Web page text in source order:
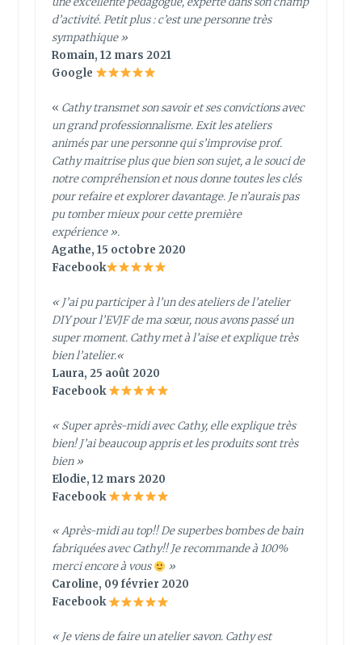
d’activité. Petit plus : c’est une personne très
sympathique»
Romain, 12 mars 2021
Google
« Cathy transmet son savoir et ses convictions avec
un grand professionnalisme. Exit les ateliers
animés par une personne qui s’improvise prof.
Cathy maitrise plus que bien son sujet, a le souci de
notre compréhension et nous donne toutes les clés
pour refaire et explorer davantage. Je n’aurais pas
pu tomber mieux pour cette première
expérience ».
Agathe, 15 octobre 2020
Facebook
«J’ai pu participer à l’un des ateliers de l’atelier
DIY pour l’EVJF de ma sœur, nous avons passé un
super moment. Cathy met à l’aise et explique très
bien l’atelier.«
Laura, 25 août 2020
Facebook
« Super après-midi avec Cathy, elle explique très
bien! J’ai beaucoup appris et les produits sont très
bien »
Elodie, 12 mars 2020
Facebook
« Après-midi au top!! De superbes bombes de bain
fabriquées avec Cathy!! Je recommande à 100%
merci encore à vous
»
Caroline, 09 février 2020
Facebook
« Je viens de faire un atelier savon. Cathy est